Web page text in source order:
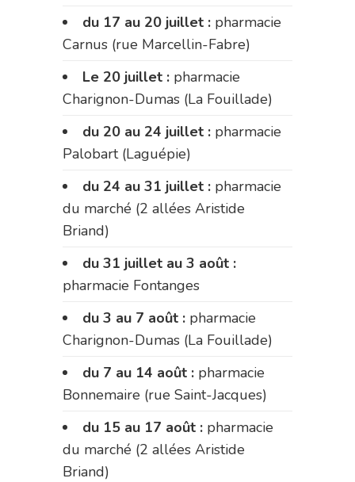
du 17 au 20 juillet : pharmacie
Carnus (rue Marcellin-Fabre)
Le 20 juillet : pharmacie
Charignon-Dumas (La Fouillade)
du 20 au 24 juillet : pharmacie
Palobart (Laguépie)
du 24 au 31 juillet : pharmacie
du marché (2 allées Aristide
Briand)
du 31 juillet au 3 août :
pharmacie Fontanges
du 3 au 7 août : pharmacie
Charignon-Dumas (La Fouillade)
du 7 au 14 août : pharmacie
Bonnemaire (rue Saint-Jacques)
du 15 au 17 août : pharmacie
du marché (2 allées Aristide
Briand)